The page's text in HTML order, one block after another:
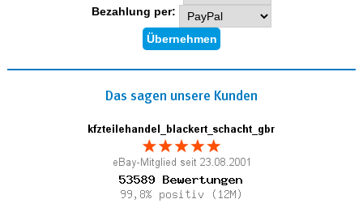
Bezahlung per:
Das sagen unsere Kunden